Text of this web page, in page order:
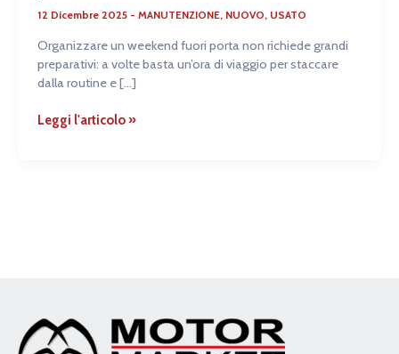
12 Dicembre 2025 - MANUTENZIONE, NUOVO, USATO
Organizzare un weekend fuori porta non richiede grandi
preparativi: a volte basta un’ora di viaggio per staccare
dalla routine e […]
Leggi l'articolo »